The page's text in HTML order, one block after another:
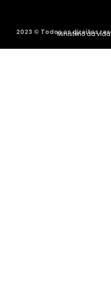
2023 © Todos os direitos
Ministério da